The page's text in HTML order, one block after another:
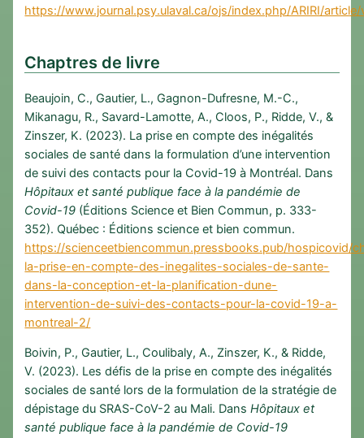
https://www.journal.psy.ulaval.ca/ojs/index.php/ARIRI/
Chaptres de livre
Beaujoin, C., Gautier, L., Gagnon-Dufresne, M.-C.,
Mikanagu, R., Savard-Lamotte, A., Cloos, P., Ridde, V., &
Zinszer, K. (2023). La prise en compte des inégalités
sociales de santé dans la formulation d’une intervention
de suivi des contacts pour la Covid-19 à Montréal. Dans
Hôpitaux et santé publique face à la pandémie de
Covid-19 (Éditions Science et Bien Commun, p. 333-
352). Québec : Éditions science et bien commun.
https://scienceetbiencommun.pressbooks.pub/hospicovid/
la-prise-en-compte-des-inegalites-sociales-de-sante-
dans-la-conception-et-la-planification-dune-
intervention-de-suivi-des-contacts-pour-la-covid-19-a-
montreal-2/
Boivin, P., Gautier, L., Coulibaly, A., Zinszer, K., & Ridde,
V. (2023). Les défis de la prise en compte des inégalités
sociales de santé lors de la formulation de la stratégie de
dépistage du SRAS-CoV-2 au Mali. DansHôpitaux et
santé publique face à la pandémie de Covid-19